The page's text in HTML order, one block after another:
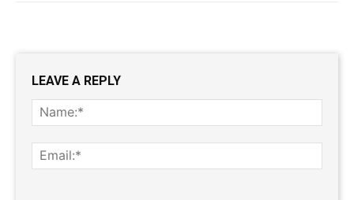
LEAVE A REPLY